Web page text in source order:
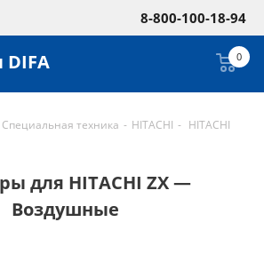
8-800-100-18-94
0
Специальная техника - HITACHI - HITACHI
для HITACHI ZX —
Воздушные